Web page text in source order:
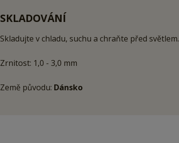
SKLADOVÁNÍ
Skladujte v chladu, suchu a chraňte před světlem.
Zrnitost: 1,0 - 3,0 mm
Země původu: Dánsko